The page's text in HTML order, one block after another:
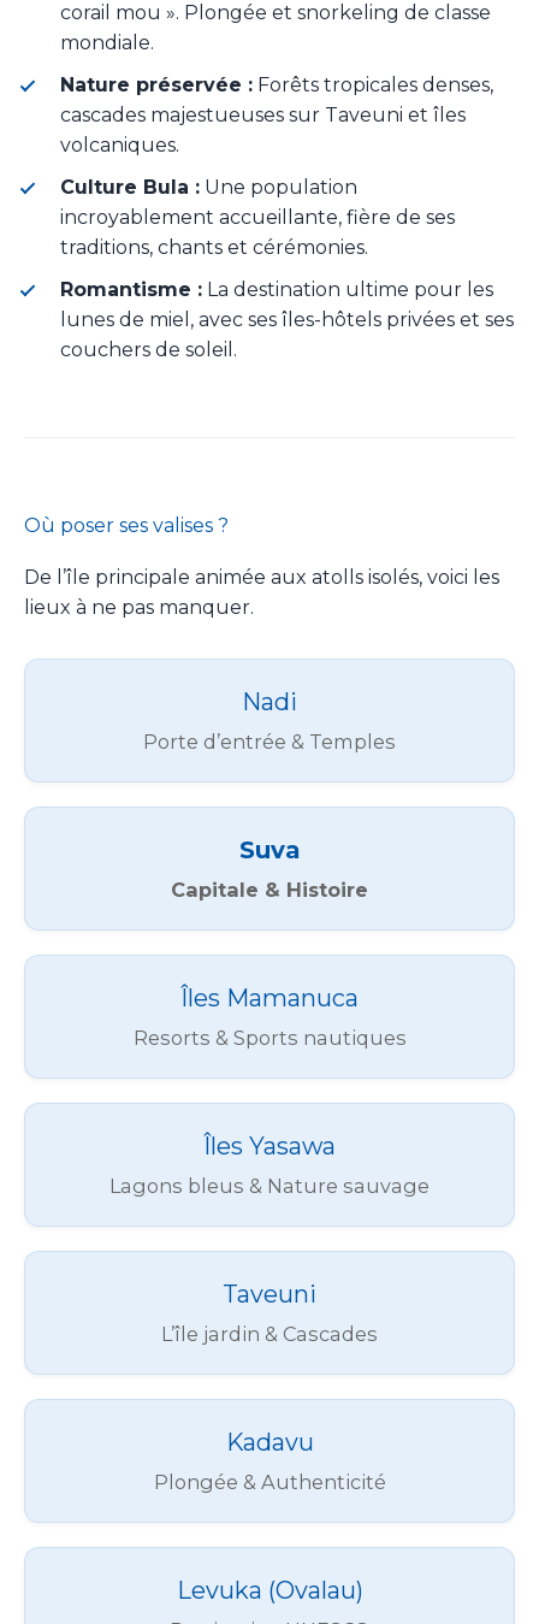
corail mou ». Plongée et snorkeling de classe
mondiale.
Nature préservée : Forêts tropicales denses,
cascades majestueuses sur Taveuni et îles
volcaniques.
Culture Bula : Une population
incroyablement accueillante, fière de ses
traditions, chants et cérémonies.
Romantisme : La destination ultime pour les
lunes de miel, avec ses îles-hôtels privées et ses
couchers de soleil.
Où poser ses valises ?
De l’île principale animée aux atolls isolés, voici les
lieux à ne pas manquer.
Nadi
Porte d’entrée & Temples
Suva
Capitale & Histoire
Îles Mamanuca
Resorts & Sports nautiques
Îles Yasawa
Lagons bleus & Nature sauvage
Taveuni
L’île jardin & Cascades
Kadavu
Plongée & Authenticité
Levuka (Ovalau)